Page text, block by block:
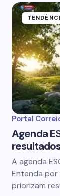
Portal
Agenda
A agenda
Entenda por
priorizam